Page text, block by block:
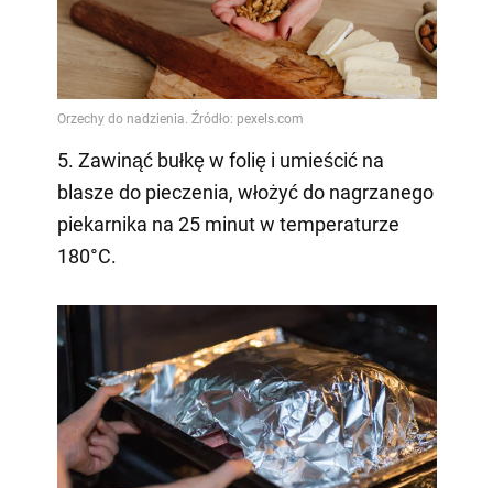
5. Zawinąć bułkę w folię i umieścić na
blasze do pieczenia, włożyć do nagrzanego
piekarnika na 25 minut w temperaturze
180°C.